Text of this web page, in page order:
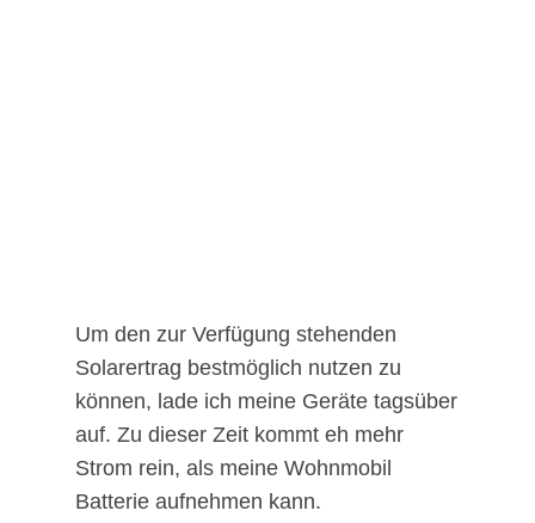
Um den zur Verfügung stehenden
Solarertrag bestmöglich nutzen zu
können, lade ich meine Geräte tagsüber
auf. Zu dieser Zeit kommt eh mehr
Strom rein, als meine Wohnmobil
Batterie aufnehmen kann.